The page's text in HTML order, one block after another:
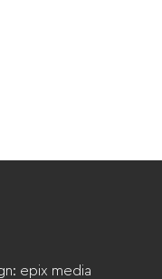
: epix media